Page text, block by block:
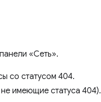
«Сеть».
со статусом 404.
не имеющие статуса 404).